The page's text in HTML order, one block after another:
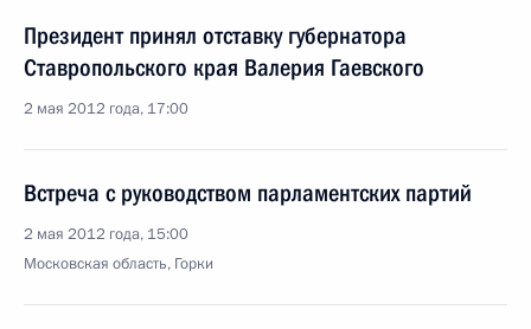
Президент принял отставку губернатора
Ставропольского края Валерия Гаевского
2 мая 2012 года, 17:00
Встреча с руководством парламентских партий
2 мая 2012 года, 15:00
Московская область, Горки